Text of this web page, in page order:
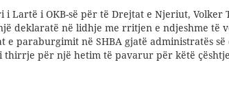
i Lartë i OKB-së për të Drejtat e Njeriut, Volker
deklaratë në lidhje me rritjen e ndjeshme të
e paraburgimit në SHBA gjatë administratës së
thirrje për një hetim të pavarur për këtë